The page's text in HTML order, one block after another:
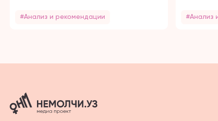
#Анализ и рекомендации #Анализ